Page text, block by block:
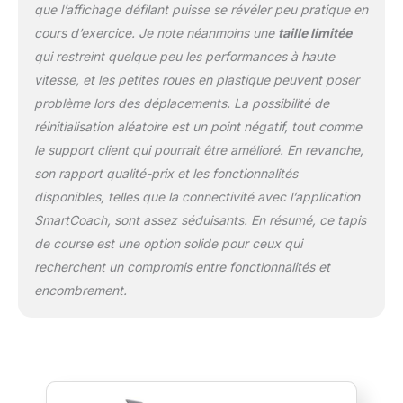
économisant de l'espace, adapté aux à la
APPT ou au bureau.
【CONNECTIVITÉ
INTELLIGENTE, EXPÉRIENCE IMMERSIVE DE
FITNESS VIRTUEL】：En connectant
l'application UREVO SmartCoach, vous
pouvez débloquer des itinéraires urbains
virtuels, suivre votre progression en temps
réel, vous challenger et interagir avec des
utilisateurs du monde entier. Cela enrichit
votre entraînement, le rendant plus amusant
et varié. Avec une plage de vitesses de 1 à 12
km/h, il répond aux besoins des coureurs
professionnels et vous aide à améliorer vos
performances.
【PLATEFORME ÉTENDUE
& SYSTÈME DE RÉDUCTION DES CHOCS À
efficacement l'impact sur les genoux et les
chevilles. Avec une structure en acier allié
que l’affichage défilant puisse se révéler peu pratique en
cours d’exercice. Je note néanmoins une taille limitée
qui restreint quelque peu les performances à haute
vitesse, et les petites roues en plastique peuvent poser
problème lors des déplacements. La possibilité de
réinitialisation aléatoire est un point négatif, tout comme
le support client qui pourrait être amélioré. En revanche,
son rapport qualité-prix et les fonctionnalités
disponibles, telles que la connectivité avec l’application
SmartCoach, sont assez séduisants. En résumé, ce tapis
de course est une option solide pour ceux qui
recherchent un compromis entre fonctionnalités et
encombrement.